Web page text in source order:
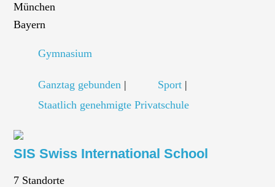
München
Bayern
Gymnasium
Ganztag gebunden | Sport |
Staatlich genehmigte Privatschule
SIS Swiss International School
7 Standorte